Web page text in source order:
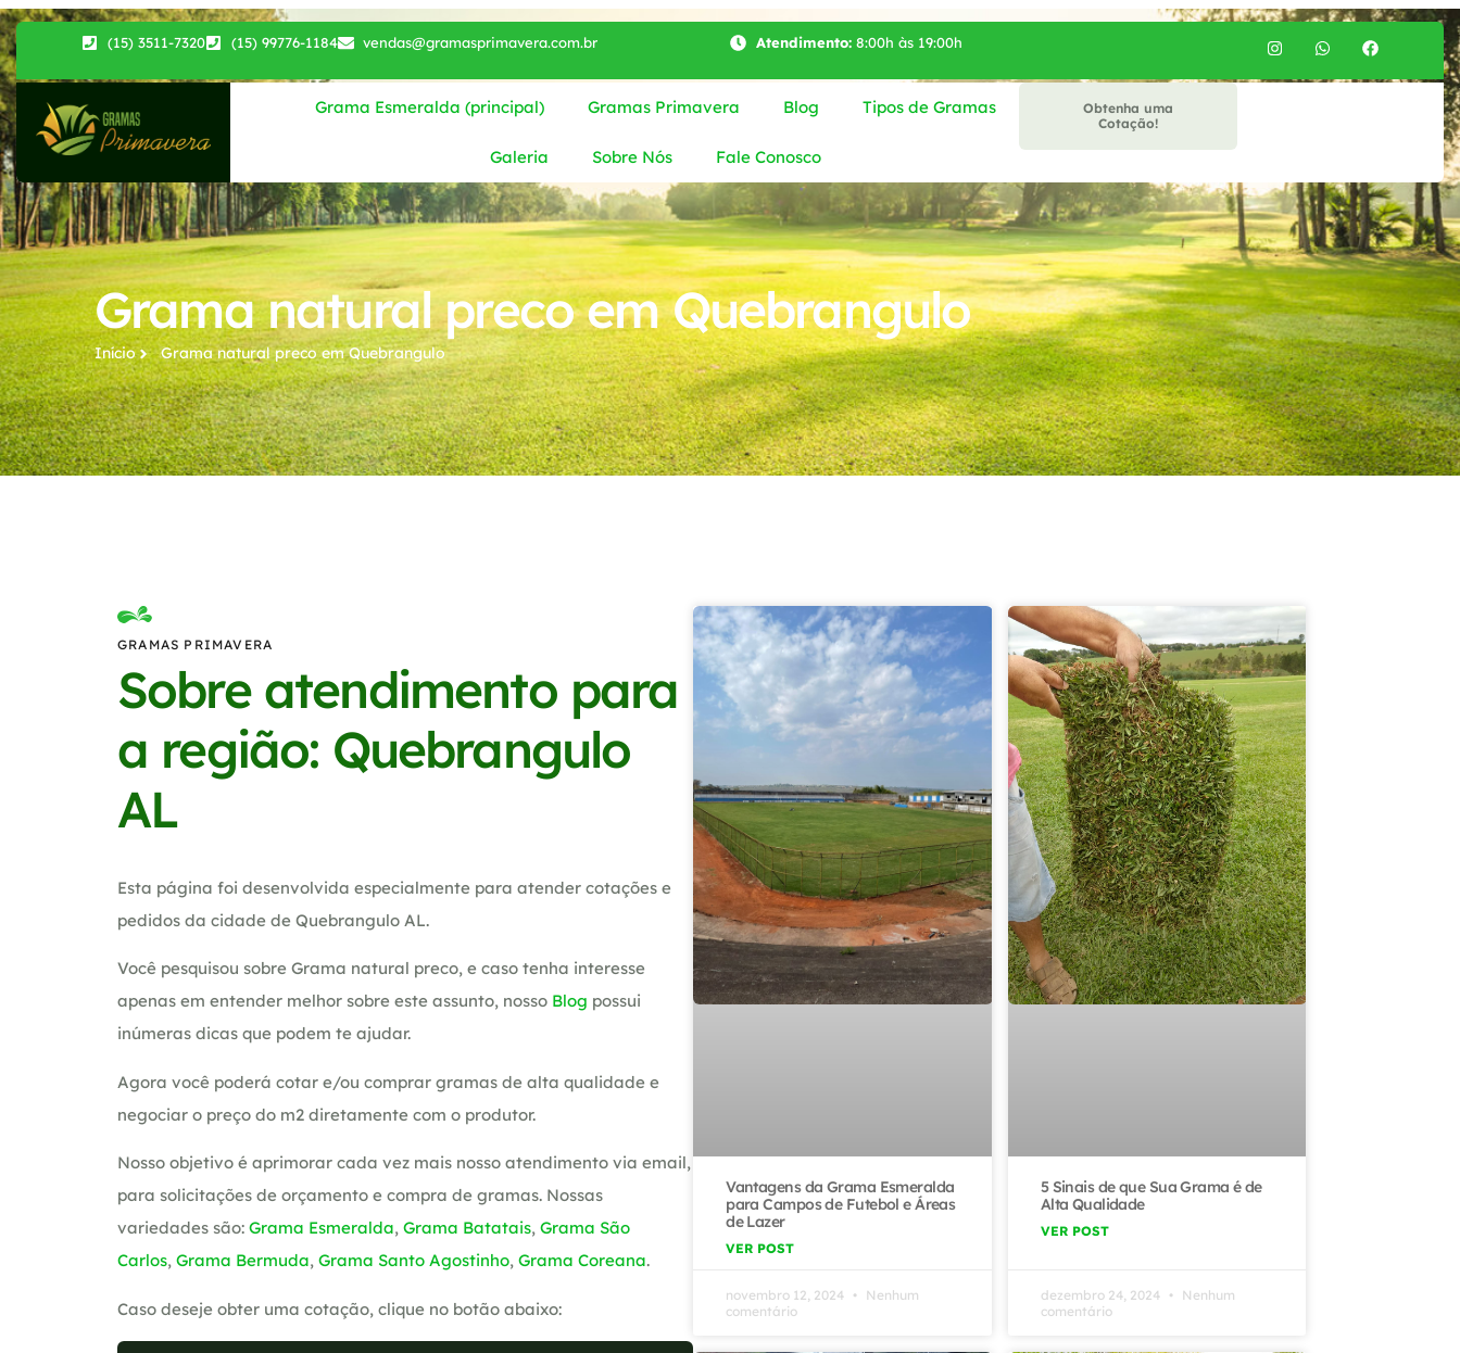
(15) 3511-7320 (15) 99776-1184 vendas@gramasprimavera.com.br Atendimento:8:00h às 19:00h
Grama Esmeralda (principal) Gramas Primavera Blog Tipos de Gramas
Galeria Sobre Nós Fale Conosco
Obtenha uma
Cotação!
Grama natural preco em Quebrangulo
Início Grama natural preco​ em Quebrangulo
GRAMAS PRIMAVERA
Sobre atendimento para
a região: Quebrangulo
AL
Esta página foi desenvolvida especialmente para atender cotações e
pedidos da cidade de Quebrangulo AL.
Você pesquisou sobre Grama natural preco, e caso tenha interesse
apenas em entender melhor sobre este assunto, nosso Blog possui
inúmeras dicas que podem te ajudar.
Agora você poderá cotar e/ou comprar gramas de alta qualidade e
negociar o preço do m2 diretamente com o produtor.
Nosso objetivo é aprimorar cada vez mais nosso atendimento via email,
para solicitações de orçamento e compra de gramas. Nossas
variedades são: Grama Esmeralda, Grama Batatais, Grama São
Carlos, Grama Bermuda, Grama Santo Agostinho, Grama Coreana.
Caso deseje obter uma cotação, clique no botão abaixo:
Vantagens da Grama Esmeralda
para Campos de Futebol e Áreas
de Lazer
VER POST
novembro 12, 2024
Nenhum
comentário
5 Sinais de que Sua Grama é de
Alta Qualidade
VER POST
dezembro 24, 2024
Nenhum
comentário